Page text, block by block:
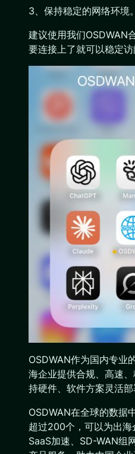
3、保持稳定的网络环境。
建议使用我们OSDWAN
要连接上了就可以稳定访
OSDWAN作为国内专业
海企业提供合规、高速
持硬件、软件方案灵活部
OSDWAN在全球的数据
超过200个，可以为出海
SaaS加速、SD-WAN组